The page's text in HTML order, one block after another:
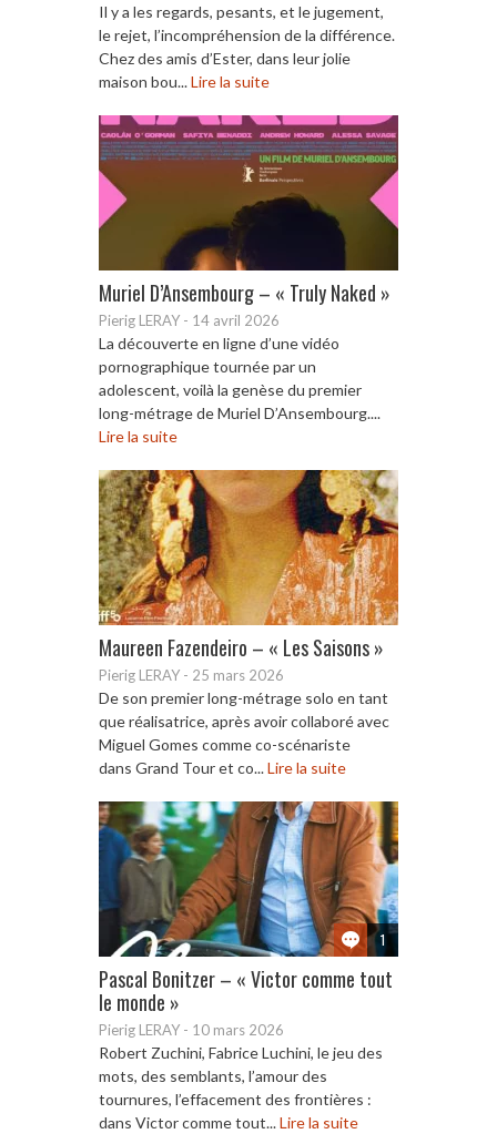
Il y a les regards, pesants, et le jugement,
le rejet, l’incompréhension de la différence.
Chez des amis d’Ester, dans leur jolie
maison bou...Lire la suite
Muriel D’Ansembourg – « Truly Naked »
Pierig LERAY - 14 avril 2026
La découverte en ligne d’une vidéo
pornographique tournée par un
adolescent, voilà la genèse du premier
long-métrage de Muriel D’Ansembourg....
Lire la suite
Maureen Fazendeiro – « Les Saisons »
Pierig LERAY - 25 mars 2026
De son premier long-métrage solo en tant
que réalisatrice, après avoir collaboré avec
Miguel Gomes comme co-scénariste
dans Grand Tour et co...Lire la suite
1
Pascal Bonitzer – « Victor comme tout
le monde »
Pierig LERAY - 10 mars 2026
Robert Zuchini, Fabrice Luchini, le jeu des
mots, des semblants, l’amour des
tournures, l’effacement des frontières :
dans Victor comme tout...Lire la suite